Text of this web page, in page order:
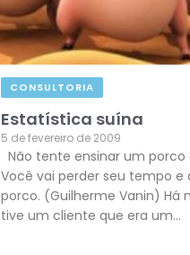
CONSULTORIA
Estatística suína
5 de fevereiro de 2009
Não tente ensinar um porco
Você vai perder seu tempo e
porco. (Guilherme Vanin) Há
tive um cliente que era um…